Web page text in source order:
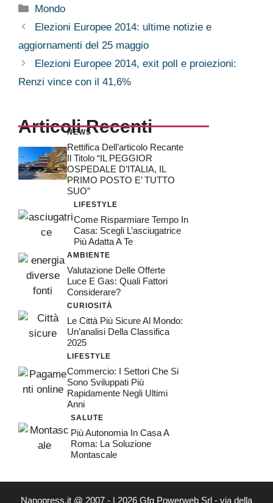
Categorie
Mondo
Elezioni Europee 2014: ultime notizie e
aggiornamenti del 25 maggio
Elezioni Europee 2014, exit poll e proiezioni:
Renzi vince con il 41,6%
Articoli Recenti
NEWS
Rettifica Dell’articolo Recante
Il Titolo “IL PEGGIOR
OSPEDALE D’ITALIA, IL
PRIMO POSTO E’ TUTTO
SUO”
LIFESTYLE
Come Risparmiare Tempo In
Casa: Scegli L’asciugatrice
Più Adatta A Te
AMBIENTE
Valutazione Delle Offerte
Luce E Gas: Quali Fattori
Considerare?
CURIOSITÀ
Le Città Più Sicure Al Mondo:
Un’analisi Della Classifica
2025
LIFESTYLE
Commercio: I Settori Che Si
Sono Sviluppati Più
Rapidamente Negli Ultimi
Anni
SALUTE
Più Autonomia In Casa A
Roma: La Soluzione
Montascale
Nanopress.it @ 2007 - | 2026 Gfg Powerweb Srl - via della